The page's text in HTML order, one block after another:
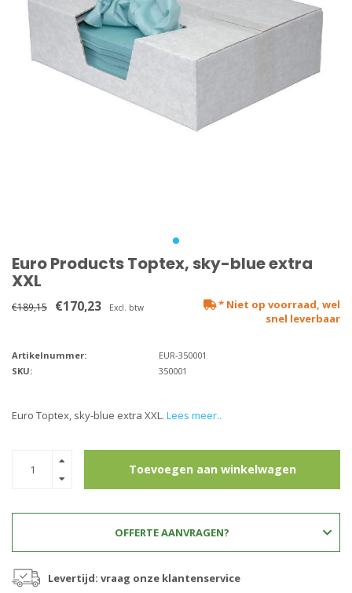
Euro Products Toptex, sky-blue extra
XXL
€189,15 €170,23 Excl. btw
* Niet op voorraad, wel
snel leverbaar
Artikelnummer:
EUR-350001
SKU:
350001
Euro Toptex, sky-blue extra XXL. Lees meer..
Toevoegen aan winkelwagen
OFFERTE AANVRAGEN?
Levertijd: vraag onze klantenservice